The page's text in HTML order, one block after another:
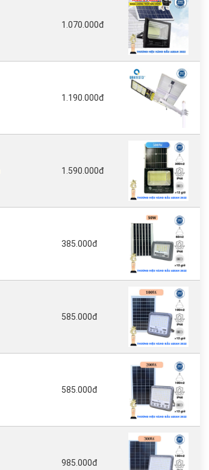
1.070.000đ
1.190.000đ
1.590.000đ
385.000đ
585.000đ
585.000đ
985.000đ